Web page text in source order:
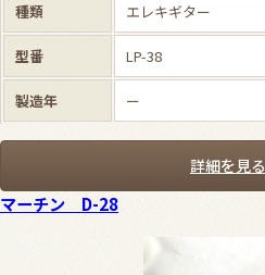
種類 エレキギター
型番 LP-38
製造年 ー
詳細を見る
マーチン D-28